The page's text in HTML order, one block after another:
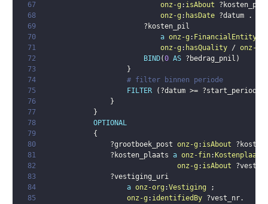
67
onz-g : isAbout
?kosten_pil
68
onz-g : hasDate ?datum
.
69
?kosten_pil
70
a onz-g : FinancialEntity
71
onz-g : hasQuality / onz-g
72
BIND(0 AS ?bedrag_pnil )
73
}
74
# filter binnen periode
75
FILTER ( ?datum >= ?start_periode
76
}
77
}
78
OPTIONAL
79
{
80
?grootboek_post onz-g : isAbout
81
?kosten_plaats a onz-fin: Kostenplaats
82
onz-g : isAbout
83
?vestiging_uri
84
a onz-org :Vestiging
;
85
onz-g : identifiedBy ?vest_nr.